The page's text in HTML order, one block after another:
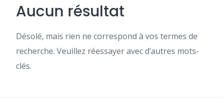
Aucun résultat
Désolé, mais rien ne correspond à vos termes de
recherche. Veuillez réessayer avec d’autres mots-
clés.